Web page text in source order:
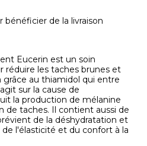
Eucerin est un soin
réduire les taches brunes et
au thiamidol qui entre
sur la cause de
la production de mélanine
de taches. Il contient aussi de
de la déshydratation et
l'élasticité et du confort à la
bénéficier de la livraison